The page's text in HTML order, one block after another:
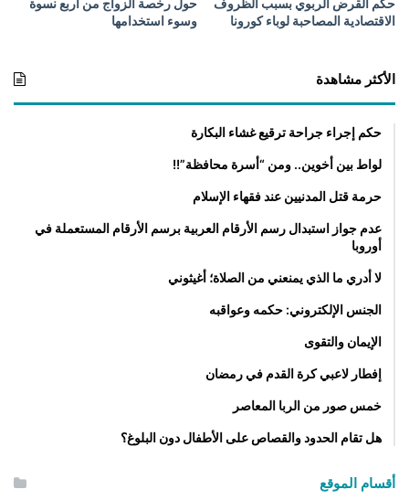
حكم القرض الربوي بسبب الظروف
الاقتصادية المصاحبة لوباء كورونا
حول رخصة الزواج من أربع نسوة
وسوء استخدامها
الأكثر مشاهدة
حكم إجراء جراحة ترقيع غشاء البكارة
لواط بين أخوين.. ومن “أسرة محافظة”!!
حرمة قتل المدنيين عند فقهاء الإسلام
عدم جواز استبدال رسم الأرقام العربية برسم الأرقام المستعملة في
أوروبا
لا أدري ما الذي يمنعني من الصلاة؛ أغيثوني
الجنس الإلكتروني: حكمه وعواقبه
الإيمان والتقوى
إفطار لاعبي كرة القدم في رمضان
خمس صور من الربا المعاصر
هل تقام الحدود والقصاص على الأطفال دون البلوغ؟
أقسام الموقع